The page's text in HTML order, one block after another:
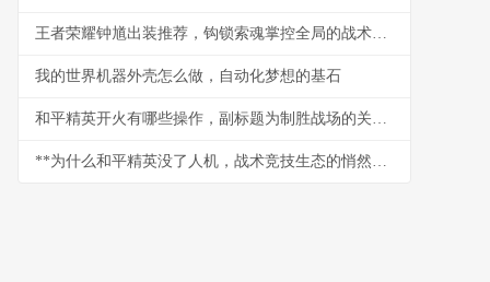
王者荣耀钟馗出装推荐，钩锁索魂掌控全局的战术核心
我的世界机器外壳怎么做，自动化梦想的基石
和平精英开火有哪些操作，副标题为制胜战场的关键技巧解析
**为什么和平精英没了人机，战术竞技生态的悄然变革**